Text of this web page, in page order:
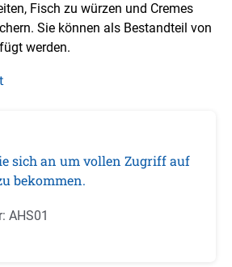
Fisch zu würzen und Cremes
Sie können als Bestandteil von
werden.
sich an um vollen Zugriff auf
bekommen.
AHS01